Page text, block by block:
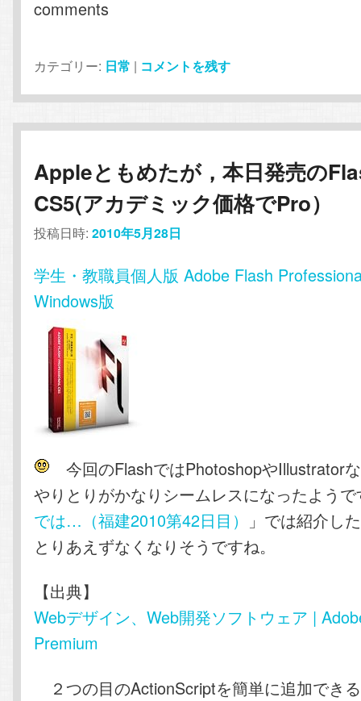
comments
カテゴリー: 日常 | コメントを残す
Appleともめたが，本日発売の
CS5(アカデミック価格でPro）
投稿日時:2010年5月28日
学生・教職員個人版 Adobe Flash
Windows版
今回のFlashではPhotoshopやIllustrator
やりとりがかなりシームレスになったよう
では…（福建2010第42日目）
」では紹介し
とりあえずなくなりそうですね。
【出典】
Webデザイン、Web開発ソフトウェア |
Premium
２つの目のActionScriptを簡単に追加でき